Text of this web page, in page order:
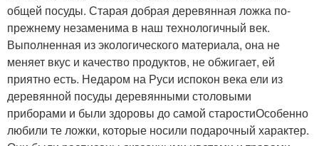
общей посуды. Старая добрая деревянная ложка по-
прежнему незаменима в наш технологичный век.
Выполненная из экологического материала, она не
меняет вкус и качество продуктов, не обжигает, ей
приятно есть. Недаром на Руси испокон века ели из
деревянной посуды деревянными столовыми
приборами и были здоровы до самой старостиОсобенно
любили те ложки, которые носили подарочный характер.